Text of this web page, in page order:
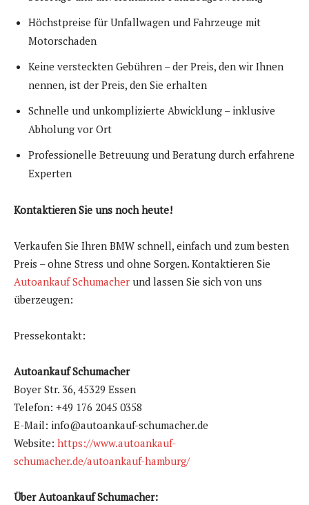
Höchstpreise für Unfallwagen und Fahrzeuge mit
Motorschaden
Keine versteckten Gebühren – der Preis, den wir Ihnen
nennen, ist der Preis, den Sie erhalten
Schnelle und unkomplizierte Abwicklung – inklusive
Abholung vor Ort
Professionelle Betreuung und Beratung durch erfahrene
Experten
Kontaktieren Sie uns noch heute!
Verkaufen Sie Ihren BMW schnell, einfach und zum besten
Preis – ohne Stress und ohne Sorgen. Kontaktieren Sie
Autoankauf Schumacher und lassen Sie sich von uns
überzeugen:
Pressekontakt:
Autoankauf Schumacher
Boyer Str. 36, 45329 Essen
Telefon: +49 176 2045 0358
E-Mail: info@autoankauf-schumacher.de
Website: https://www.autoankauf-
schumacher.de/autoankauf-hamburg/
Über Autoankauf Schumacher: